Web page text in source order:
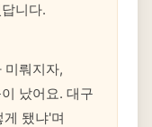
니다.
미뤄지자,
났어요. 대구
됐냐'며